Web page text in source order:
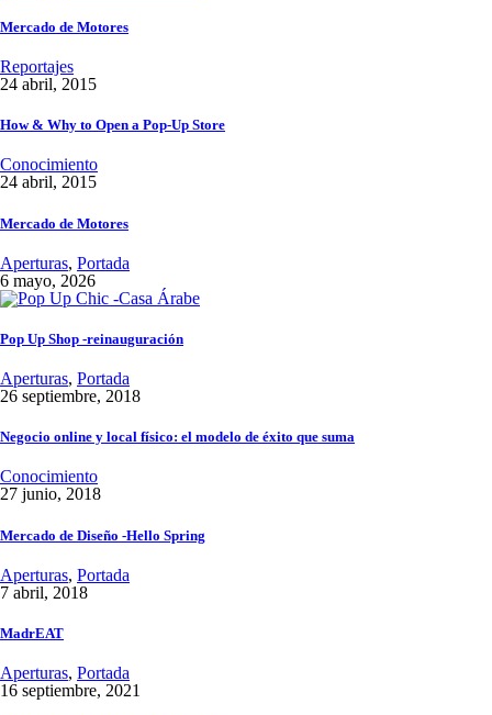
Mercado de Motores
Reportajes
24 abril, 2015
How & Why to Open a Pop-Up Store
Conocimiento
24 abril, 2015
Mercado de Motores
Aperturas, Portada
6 mayo, 2026
Pop Up Shop -reinauguración
Aperturas, Portada
26 septiembre, 2018
Negocio online y local físico: el modelo de éxito que suma
Conocimiento
27 junio, 2018
Mercado de Diseño -Hello Spring
Aperturas, Portada
7 abril, 2018
MadrEAT
Aperturas, Portada
16 septiembre, 2021